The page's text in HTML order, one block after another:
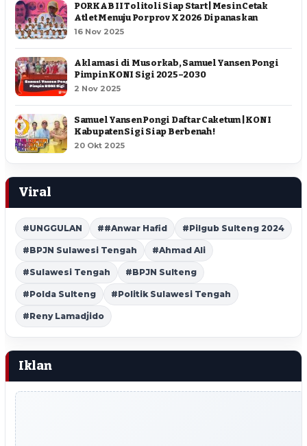
PORKAB II Tolitoli Siap Start | Mesin Cetak
Atlet Menuju Porprov X 2026 Dipanaskan
16 Nov 2025
Aklamasi di Musorkab, Samuel Yansen Pongi
Pimpin KONI Sigi 2025–2030
2 Nov 2025
Samuel Yansen Pongi Daftar Caketum | KONI
Kabupaten Sigi Siap Berbenah !
20 Okt 2025
Viral
#UNGGULAN ##Anwar Hafid #Pilgub Sulteng 2024
#BPJN Sulawesi Tengah #Ahmad Ali
#Sulawesi Tengah #BPJN Sulteng
#Polda Sulteng #Politik Sulawesi Tengah
#Reny Lamadjido
Iklan